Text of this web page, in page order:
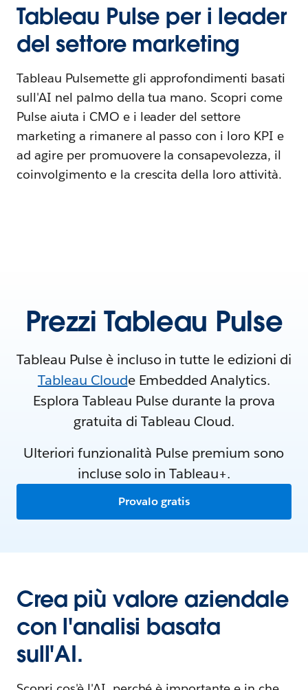
Tableau Pulse per i leader
del settore marketing
Tableau Pulsemette gli approfondimenti basati
sull'AI nel palmo della tua mano. Scopri come
Pulse aiuta i CMO e i leader del settore
marketing a rimanere al passo con i loro KPI e
ad agire per promuovere la consapevolezza, il
coinvolgimento e la crescita della loro attività.
Prezzi Tableau Pulse
Tableau Pulse è incluso in tutte le edizioni di
Tableau Cloude Embedded Analytics.
Esplora Tableau Pulse durante la prova
gratuita di Tableau Cloud.
Ulteriori funzionalità Pulse premium sono
incluse solo in Tableau+.
Provalo gratis
Crea più valore aziendale
con l'analisi basata
sull'AI.